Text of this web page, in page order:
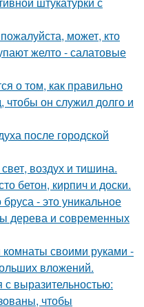
может, кто
желто - салатовые
о том, как правильно
чтобы он служил долго и
после городской
воздух и тишина.
бетон, кирпич и доски.
- это уникальное
дерева и современных
своими руками -
вложений.
с выразительностью:
чтобы